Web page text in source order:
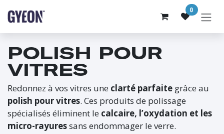
0
POLISH POUR
VITRES
Redonnez à vos vitres une clarté parfaite grâce au
polish pour vitres. Ces produits de polissage
spécialisés éliminent le calcaire, l’oxydation et les
micro-rayuressans endommager le verre.